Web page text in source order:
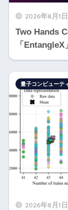
2026年8月1日
Two Hands
「
2026年8月1日
量子コンピューテ